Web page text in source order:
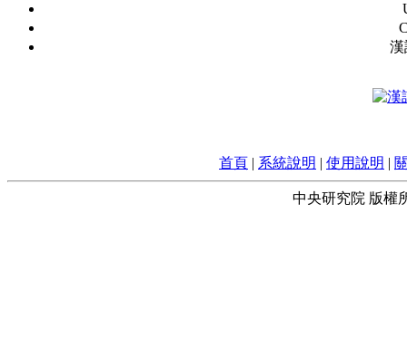
漢
首頁 | 系統說明 | 使用說明 |
中央研究院 版權